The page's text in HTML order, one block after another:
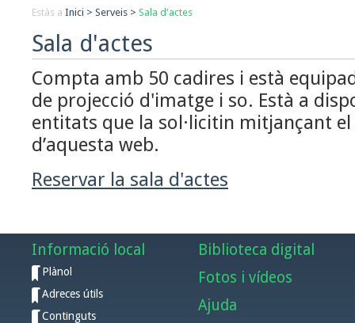
Estàs a Inici > Serveis > Sala d'actes
Sala d'actes
Compta amb 50 cadires i està
de projecció d'imatge i so. Està a
entitats que la sol·licitin mitjançant
d’aquesta web.
Reservar la sala d'actes
Informació local
Plànol
Adreces útils
Continguts
Biblioteca digital
Fotos i vídeos
Ajuda